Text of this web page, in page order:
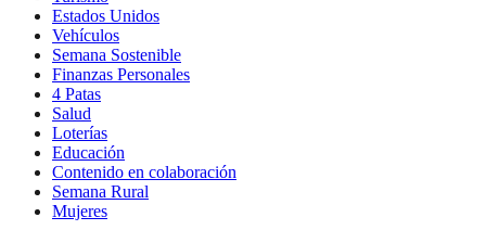
Estados Unidos
Vehículos
Semana Sostenible
Finanzas Personales
4 Patas
Salud
Loterías
Educación
Contenido en colaboración
Semana Rural
Mujeres